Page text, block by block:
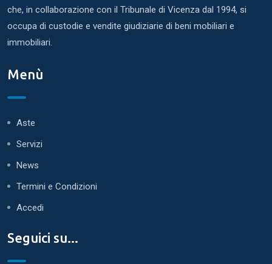
che, in collaborazione con il Tribunale di Vicenza dal 1994, si
occupa di custodie e vendite giudiziarie di beni mobiliari e
immobiliari.
Menù
Aste
Servizi
News
Termini e Condizioni
Accedi
Seguici su...